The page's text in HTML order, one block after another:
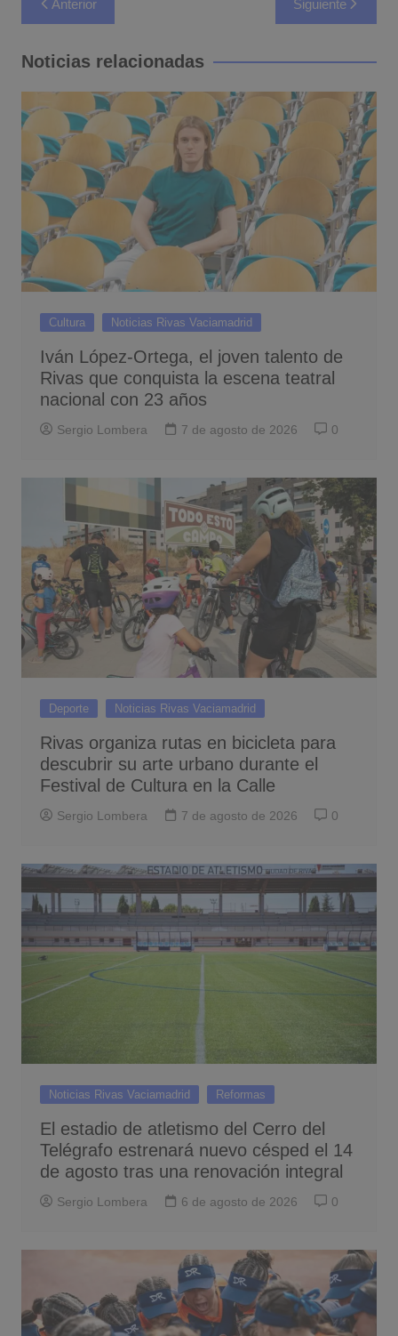
de
entradas
Anterior Siguiente
Noticias relacionadas
Cultura Noticias Rivas Vaciamadrid
Iván López-Ortega, el joven talento de
Rivas que conquista la escena teatral
nacional con 23 años
Sergio Lombera 7 de agosto de 2026 0
Deporte Noticias Rivas Vaciamadrid
Rivas organiza rutas en bicicleta para
descubrir su arte urbano durante el
Festival de Cultura en la Calle
Sergio Lombera 7 de agosto de 2026 0
Noticias Rivas Vaciamadrid Reformas
El estadio de atletismo del Cerro del
Telégrafo estrenará nuevo césped el 14
de agosto tras una renovación integral
Sergio Lombera 6 de agosto de 2026 0